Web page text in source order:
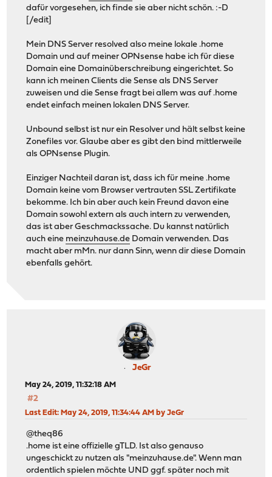
dafür vorgesehen, ich finde sie aber nicht schön. :-D
[/edit]
Mein DNS Server resolved also meine lokale .home
Domain und auf meiner OPNsense habe ich für diese
Domain eine Domainüberschreibung eingerichtet. So
kann ich meinen Clients die Sense als DNS Server
zuweisen und die Sense fragt bei allem was auf .home
endet einfach meinen lokalen DNS Server.
Unbound selbst ist nur ein Resolver und hält selbst keine
Zonefiles vor. Glaube aber es gibt den bind mittlerweile
als OPNsense Plugin.
Einziger Nachteil daran ist, dass ich für meine .home
Domain keine vom Browser vertrauten SSL Zertifikate
bekomme. Ich bin aber auch kein Freund davon eine
Domain sowohl extern als auch intern zu verwenden,
das ist aber Geschmackssache. Du kannst natürlich
auch eine meinzuhause.de Domain verwenden. Das
macht aber mMn. nur dann Sinn, wenn dir diese Domain
ebenfalls gehört.
JeGr
May 24, 2019, 11:32:18 AM
#2
Last Edit: May 24, 2019, 11:34:44 AM by JeGr
@theq86
.home ist eine offizielle gTLD. Ist also genauso
ungeschickt zu nutzen als "meinzuhause.de". Wenn man
ordentlich spielen möchte UND ggf. später noch mit